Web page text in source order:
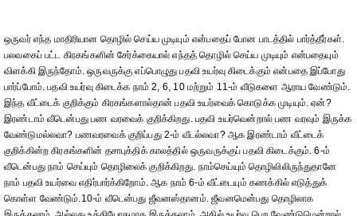
ஒருவர் எந்த மாதிரியான தொழில் செய்ய முடியும் என்பதைப் போன பாடத்தில் பார்த்தீர்கள்.
பலவகைப் பட்ட கிரகங்களின் சேர்க்கையால் எந்தத் தொழில் செய்ய முடியும் என்பதையும்
விளக்கி இருந்தோம். ஒருவருக்கு எப்பொழுது பதவி உயர்வு கிடைக்கும் என்பதை இப்போது
பார்ப்போம். பதவி உயர்வு கிடைக்க நாம் 2, 6, 10 மற்றும் 11-ம் வீடுகளை ஆராய வேண்டும்.
இந்த வீட்டைக் குறிக்கும் கிரகங்களால்தான் பதவி உயர்வைக் கொடுக்க முடியும். ஏன்?
இரண்டாம் வீடென்பது பண வரவைக் குறிக்கிறது. பதவி உயர்வென்றால் பண வரவும் இருக்க
வேண்டுமல்லவா? பணவரவைக் குறிப்பது 2-ம் வீடல்லவா? ஆக இரண்டாம் வீட்டைக்
குறிக்கின்ற கிரகங்களின் தசாபுக்திக் காலத்தில் ஒருவருக்குப் பதவி கிடைக்கும். 6-ம்
வீடென்பது நாம் செய்யும் தொழிலைக் குறிக்கிறது. நாம்செய்யும் தொழிலிலிருந்துதானே
நாம் பதவி உயர்வை எதிர்பார்க்கிறோம். ஆக நாம் 6-ம் வீட்டையும் கணக்கில் எடுத்துக்
கொள்ள வேண்டும்.10-ம் வீடென்பது ஜீவனஸ்தானம். ஜீவனமென்பது தொழிலாக